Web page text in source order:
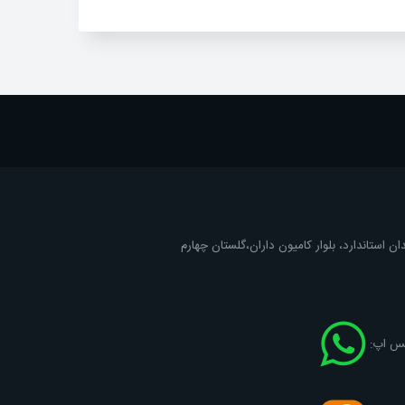
استاندارد، بلوار کامیون داران،گلستان چهارم
اپ: